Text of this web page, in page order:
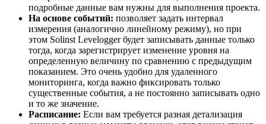
подробные данные вам нужны для выполнения проекта.
На основе событий: позволяет задать интервал
измерения (аналогично линейному режиму), но при
этом Solinst Levelogger будет записывать данные только
тогда, когда зарегистрирует изменение уровня на
определенную величину по сравнению с предыдущим
показанием. Это очень удобно для удаленного
мониторинга, когда важно фиксировать только
существенные события, а не постоянно записывать одно
и то же значение.
Расписание: Если вам требуется разная детализация